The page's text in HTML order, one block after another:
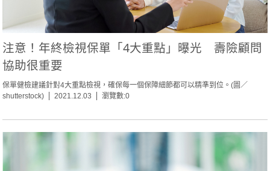
注意！年終檢視保單「4大重點」曝光 壽險顧問
協助很重要
保單健檢建議針對4大重點檢視，確保每一個保障細節都可以精準到位。(圖／
shutterstock)
2021.12.03 瀏覽數:0